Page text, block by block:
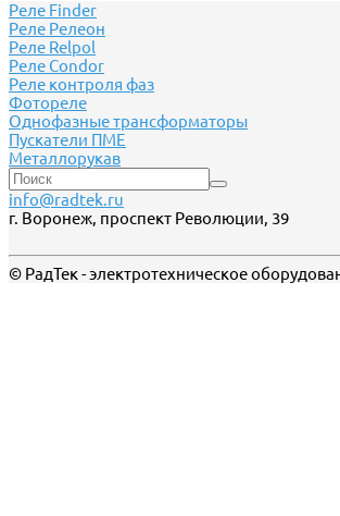
Реле Finder
Реле Релеон
Реле Relpol
Реле Сondor
Реле контроля фаз
Фотореле
Однофазные трансформаторы
Пускатели ПМЕ
Металлорукав
info@radtek.ru
г. Воронеж, проспект Революции, 39
© РадТек - электротехническое